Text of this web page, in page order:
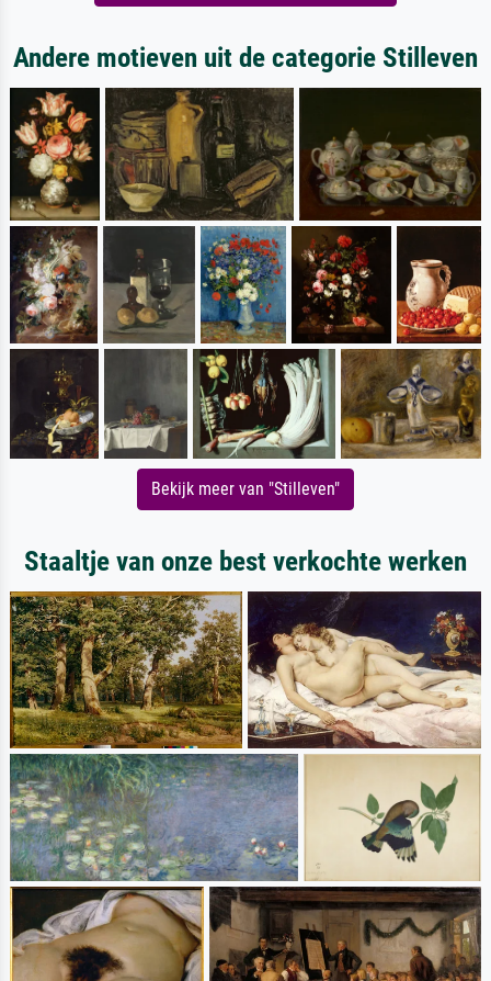
Andere motieven uit de categorie Stilleven
Bekijk meer van "Stilleven"
Staaltje van onze best verkochte werken